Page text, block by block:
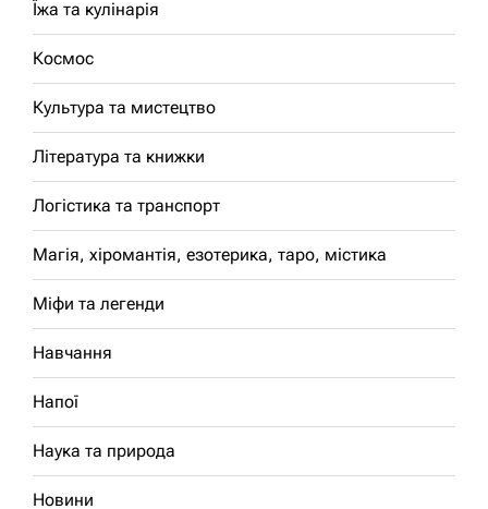
Їжа та кулінарія
Космос
Культура та мистецтво
Література та книжки
Логістика та транспорт
Магія, хіромантія, езотерика, таро, містика
Міфи та легенди
Навчання
Напої
Наука та природа
Новини